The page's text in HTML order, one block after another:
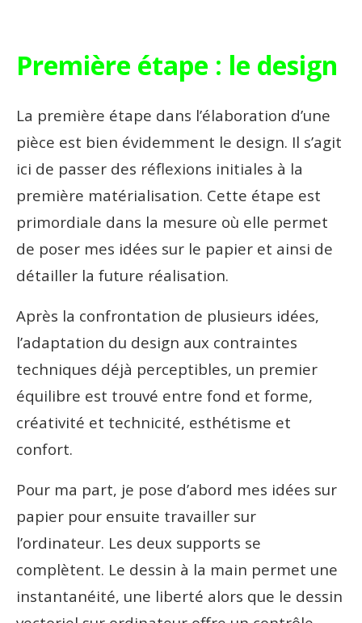
Première étape : le design
La première étape dans l’élaboration d’une
pièce est bien évidemment le design. Il s’agit
ici de passer des réflexions initiales à la
première matérialisation. Cette étape est
primordiale dans la mesure où elle permet
de poser mes idées sur le papier et ainsi de
détailler la future réalisation.
Après la confrontation de plusieurs idées,
l’adaptation du design aux contraintes
techniques déjà perceptibles, un premier
équilibre est trouvé entre fond et forme,
créativité et technicité, esthétisme et
confort.
Pour ma part, je pose d’abord mes idées sur
papier pour ensuite travailler sur
l’ordinateur. Les deux supports se
complètent. Le dessin à la main permet une
instantanéité, une liberté alors que le dessin